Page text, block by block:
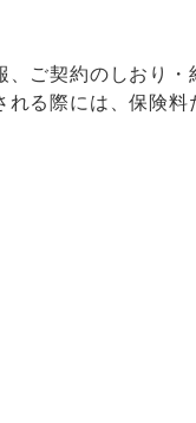
ご契約のしおり・
る際には、保険料